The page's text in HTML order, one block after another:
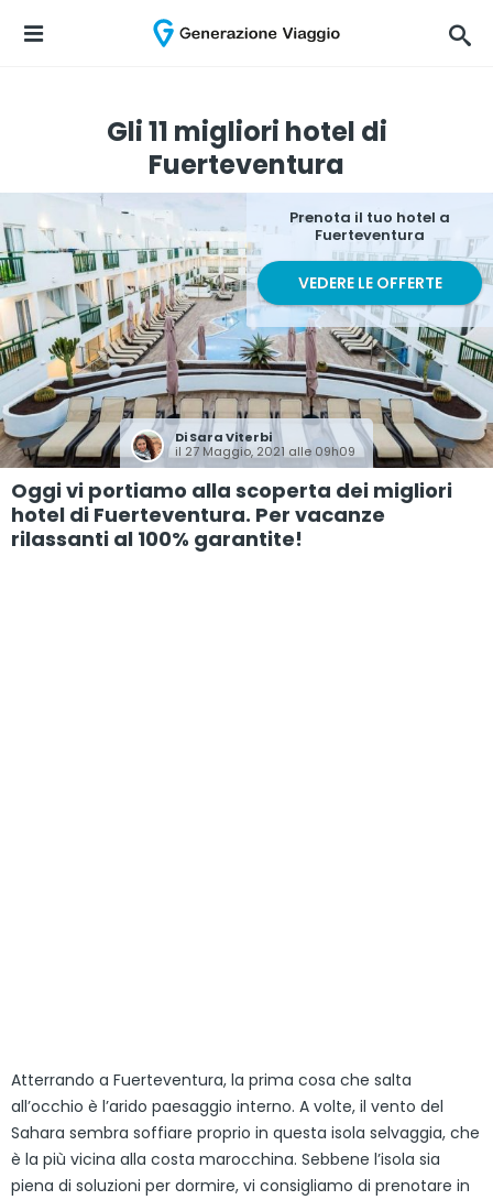
Gli 11 migliori hotel di
Fuerteventura
DiSara Viterbi
il 27 Maggio, 2021 alle 09h09
Prenota il tuo hotel a
Fuerteventura
VEDERE LE OFFERTE
Oggi vi portiamo alla scoperta dei migliori
hotel di Fuerteventura. Per vacanze
rilassanti al 100% garantite!
Atterrando a Fuerteventura, la prima cosa che salta
all’occhio è l’arido paesaggio interno. A volte, il vento del
Sahara sembra soffiare proprio in questa isola selvaggia, che
è la più vicina alla costa marocchina. Sebbene l’isola sia
piena di soluzioni per dormire, vi consigliamo di prenotare in